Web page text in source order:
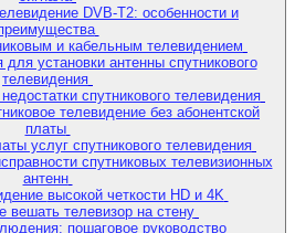
DVB-T2: особенности и
и кабельным телевидением
для установки антенны спутникового
телевидения
спутникового телевидения
телевидение без абонентской
платы
услуг спутникового телевидения
спутниковых телевизионных
антенн
Спутниковое телевидение высокой четкости HD и 4K
вешать телевизор на стену
пошаговое руководство